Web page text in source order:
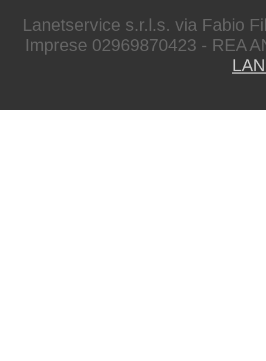
Lanetservice s.r.l.s. via Fabio
Imprese 02969870423 - REA